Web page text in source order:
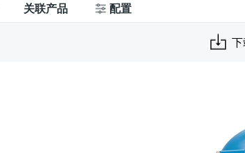
关联产品 配置
下